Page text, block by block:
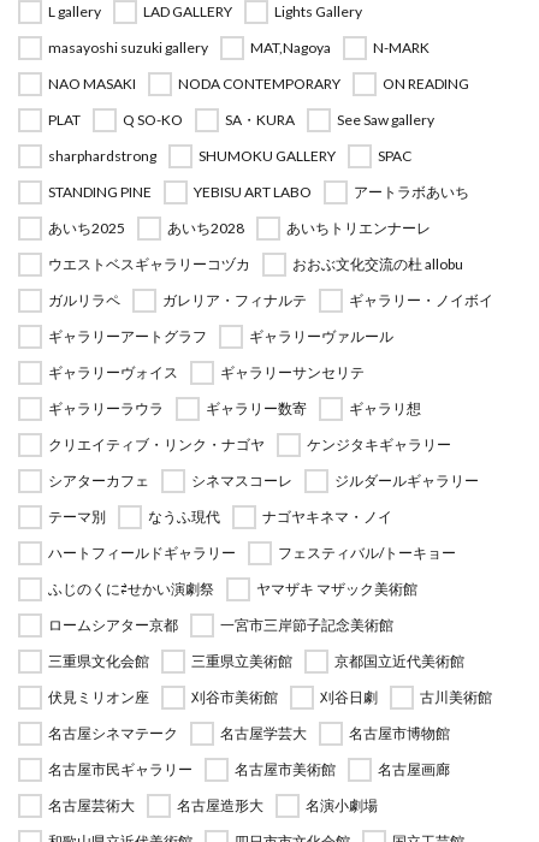
L gallery
LAD GALLERY
Lights Gallery
masayoshi suzuki gallery
MAT,Nagoya
N-MARK
NAO MASAKI
NODA CONTEMPORARY
ON READING
PLAT
Q SO-KO SA・KURA
See Saw gallery
sharphardstrong
SHUMOKU GALLERY
SPAC
STANDING PINE
YEBISU ART LABO
アートラボあいち
あいち2025
あいち2028
あいちトリエンナーレ
ウエストベスギャラリーコヅカ
おおぶ文化交流の杜 allobu
ガルリラペ
ガレリア・フィナルテ
ギャラリー・ノイボイ
ギャラリーアートグラフ
ギャラリーヴァルール
ギャラリーヴォイス
ギャラリーサンセリテ
ギャラリーラウラ
ギャラリー数寄
ギャラリ想
クリエイティブ・リンク・ナゴヤ
ケンジタキギャラリー
シアターカフェ
シネマスコーレ
ジルダールギャラリー
テーマ別
なうふ現代
ナゴヤキネマ・ノイ
ハートフィールドギャラリー
フェスティバル/トーキョー
ふじのくに⇄せかい演劇祭
ヤマザキ マザック美術館
ロームシアター京都
一宮市三岸節子記念美術館
三重県文化会館
三重県立美術館
京都国立近代美術館
伏見ミリオン座
刈谷市美術館 刈谷日劇
古川美術館
名古屋シネマテーク
名古屋学芸大
名古屋市博物館
名古屋市民ギャラリー
名古屋市美術館
名古屋画廊
名古屋芸術大
名古屋造形大
名演小劇場